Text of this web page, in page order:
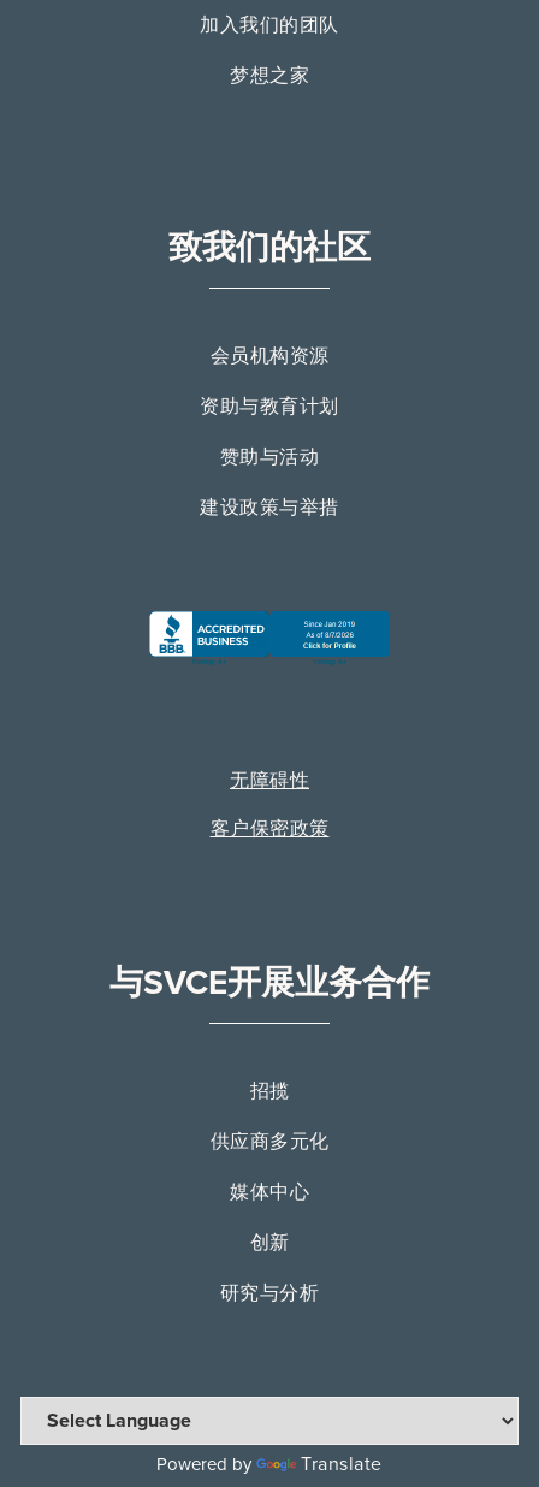
加入我们的团队
梦想之家
致我们的社区
会员机构资源
资助与教育计划
赞助与活动
建设政策与举措
无障碍性
客户保密政策
与SVCE开展业务合作
招揽
供应商多元化
媒体中心
创新
研究与分析
Powered by Translate